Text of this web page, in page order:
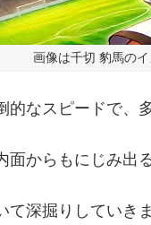
画像は千切 豹馬の
なスピードで、
からもにじみ出
深掘りしていきま